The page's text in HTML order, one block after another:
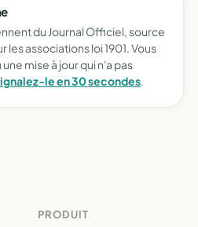
du Journal Officiel, source
associations loi 1901. Vous
mise à jour qui n'a pas
le en 30 secondes.
PRODUIT